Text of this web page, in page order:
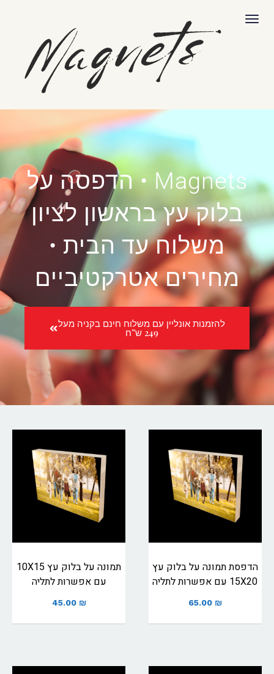
תפריט
Magnets • הדפסה על
בלוק עץ בראשון לציון
משלוח עד הבית •
מחירים אטרקטיביים
להזמנות אונליין עם משלוח חינם בקניה מעל
249 ש”ח
הדפסת תמונה על בלוק עץ
15X20 עם אפשרות לתליה
65.00 ₪
תמונה על בלוק עץ 10X15
עם אפשרות לתליה
45.00 ₪